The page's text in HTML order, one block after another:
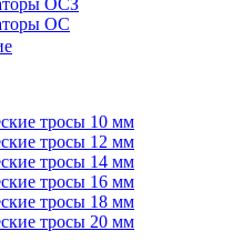
ОСЗ
ОС
тросы 10 мм
тросы 12 мм
тросы 14 мм
тросы 16 мм
тросы 18 мм
тросы 20 мм